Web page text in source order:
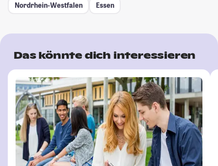
Nordrhein-Westfalen
Essen
Das könnte dich interessieren